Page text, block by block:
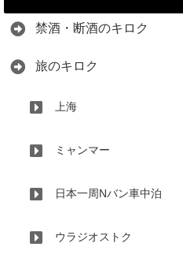
禁酒・断酒のキロク
旅のキロク
上海
ミャンマー
日本一周Nバン車中泊
ウラジオストク